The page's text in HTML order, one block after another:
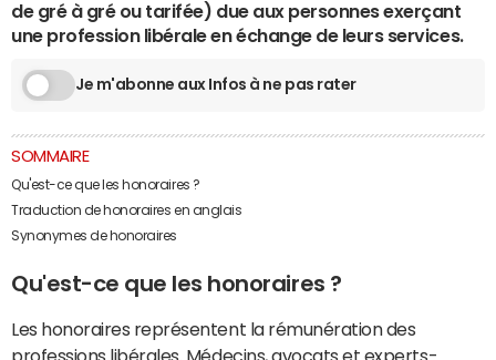
de gré à gré ou tarifée) due aux personnes exerçant
une profession libérale en échange de leurs services.
Je m'abonne aux Infos à ne pas rater
SOMMAIRE
Qu'est-ce que les honoraires ?
Traduction de honoraires en anglais
Synonymes de honoraires
Qu'est-ce que les honoraires ?
Les honoraires représentent la rémunération des
professions libérales. Médecins, avocats et experts-